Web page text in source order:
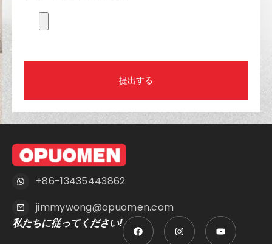
提出する
+86-13435443862
jimmywong@opuomen.com
私たちに従ってください!